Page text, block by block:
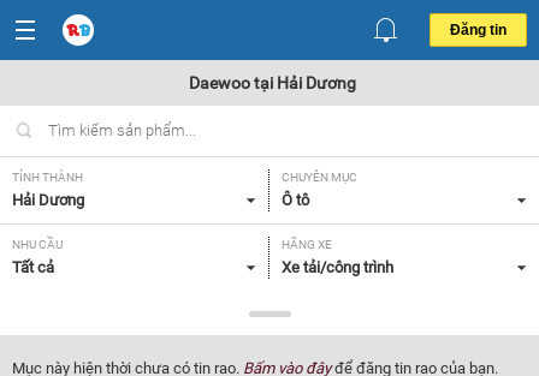
Đăng tin
Daewoo tại Hải Dương
TỈNH THÀNH
Hải Dương
CHUYÊN MỤC
Ô tô
NHU CẦU
Tất cả
HÃNG XE
Xe tải/công trình
Daewoo
NĂM SẢN XUẤT
Tất cả
Mục này hiện thời chưa có tin rao. Bấm vào đâyđể đăng tin rao của bạn.